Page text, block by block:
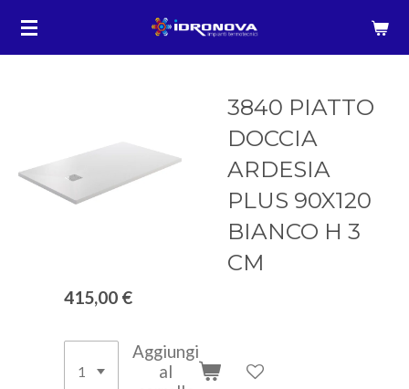
Vai
3840 PIATTO
DOCCIA
ARDESIA
PLUS 90X120
BIANCO H 3
CM
415,00 €
Aggiungi
al